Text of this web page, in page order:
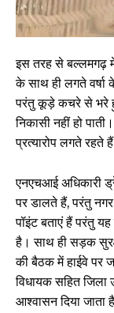
इस तरह से बल्लमगढ़ में
के साथ ही लगते वर्षा
परंतु कूड़े कचरे से भरे
निकासी नहीं हो
प्रत्यारोप लगते रहते
एनएचआई अधिकारी
पर डालते हैं, परंतु
पॉइंट बताएं हैं परंतु
है। साथ ही सड़क
की बैठक में हाईवे पर
विधायक सहित जिला
आश्वासन दिया जाता